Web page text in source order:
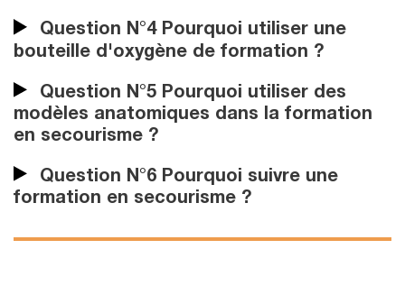
Question N°4 Pourquoi utiliser une
bouteille d'oxygène de formation ?
Question N°5 Pourquoi utiliser des
modèles anatomiques dans la formation
en secourisme ?
Question N°6 Pourquoi suivre une
formation en secourisme ?